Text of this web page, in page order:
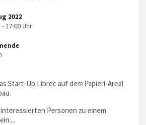
Start-Up Librec auf dem Papieri-Areal
Personen zu einem